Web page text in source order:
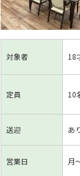
対象者 18
定員 10
送迎 あ
営業日 月